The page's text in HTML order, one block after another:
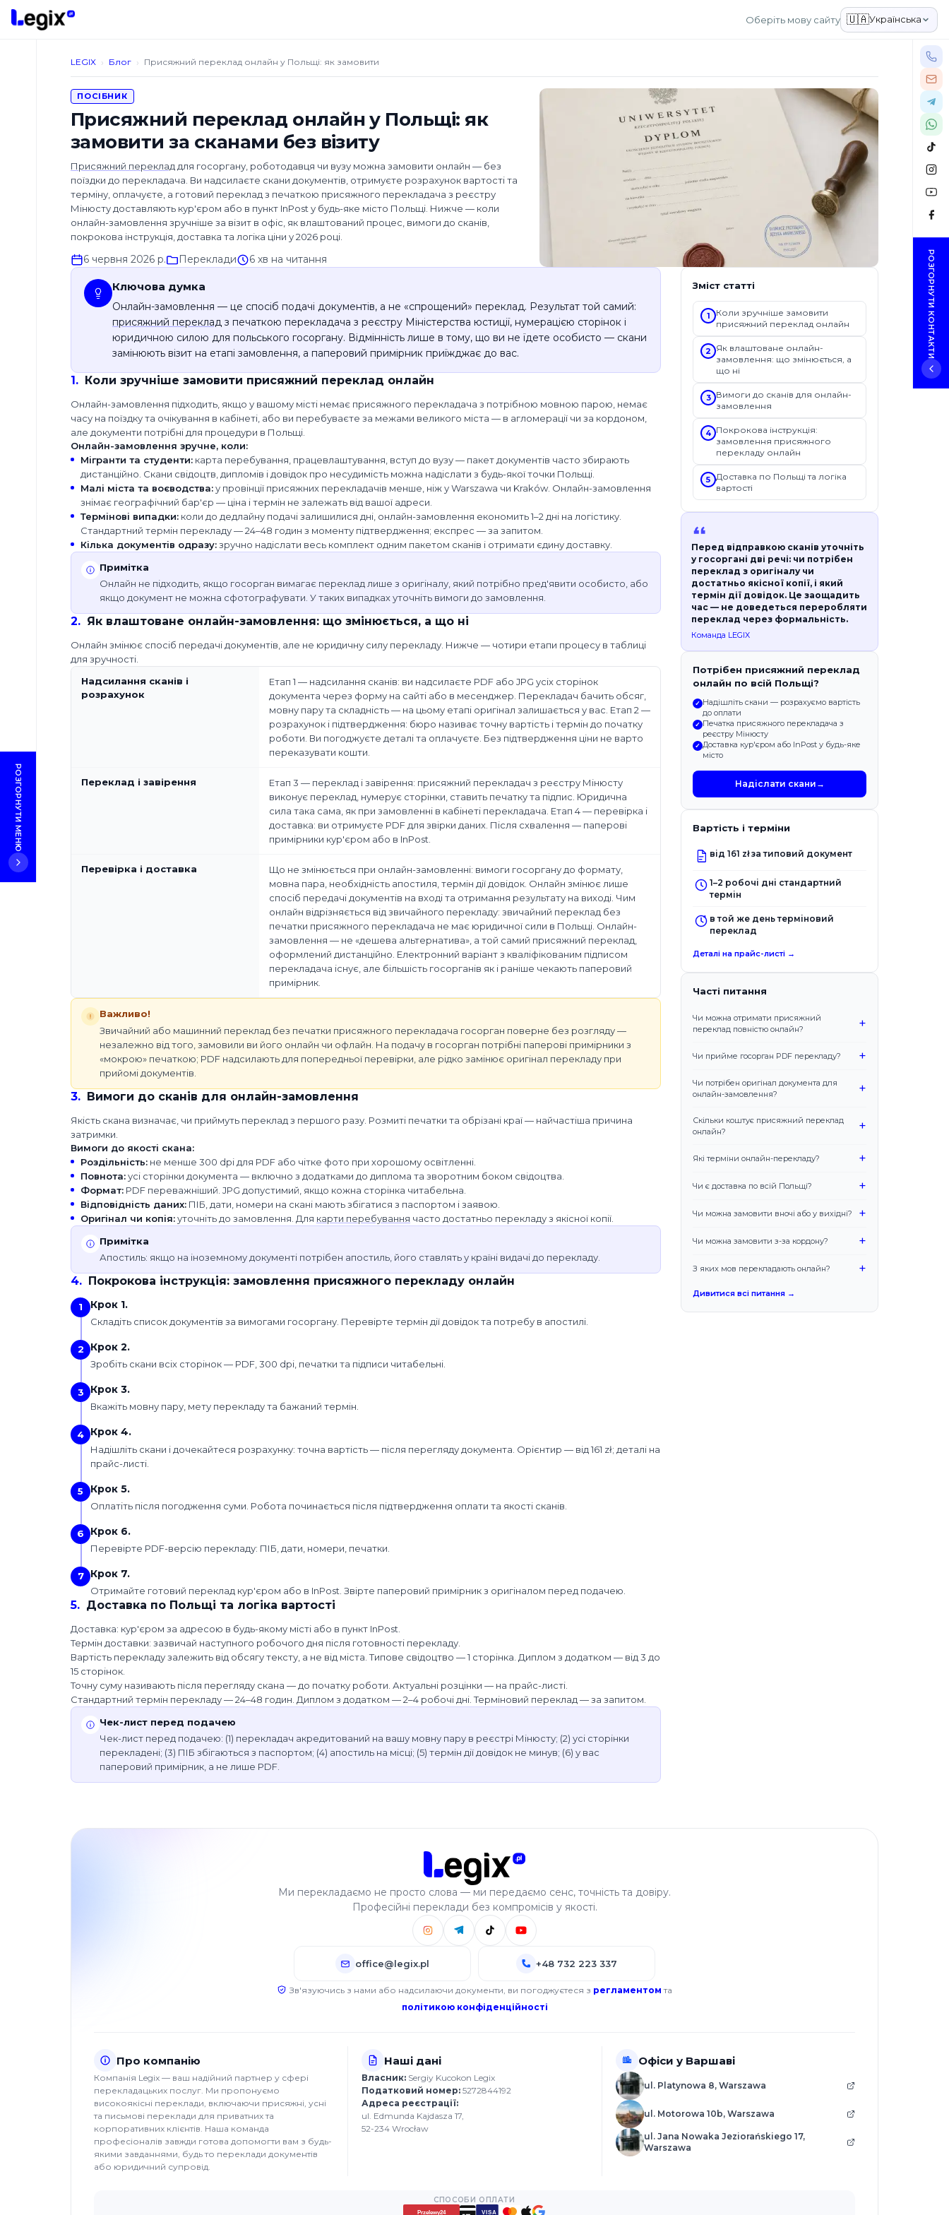
До основного вмісту
Оберіть мову сайту 🇺🇦Українська
перекладів
перекладаємо?
Додаткові
документів
Інформація
Кар’єра
питання
РОЗГОРНУТИ МЕНЮ
LEGIX › Блог › Присяжний переклад онлайн у Польщі: як замовити
ПОСІБНИК
Присяжний переклад онлайн у Польщі: як
замовити за сканами без візиту
Присяжний переклад для госоргану, роботодавця чи вузу можна замовити онлайн — без
поїздки до перекладача. Ви надсилаєте скани документів, отримуєте розрахунок вартості та
терміну, оплачуєте, а готовий переклад з печаткою присяжного перекладача з реєстру
Мінюсту доставляють кур'єром або в пункт InPost у будь-яке місто Польщі. Нижче — коли
онлайн-замовлення зручніше за візит в офіс, як влаштований процес, вимоги до сканів,
покрокова інструкція, доставка та логіка ціни у 2026 році.
6 червня 2026 р. Переклади 6 хв на читання
Ключова думка
Онлайн-замовлення — це спосіб подачі документів, а не «спрощений» переклад. Результат той самий:
присяжний переклад з печаткою перекладача з реєстру Міністерства юстиції, нумерацією сторінок і
юридичною силою для польського госоргану. Відмінність лише в тому, що ви не їдете особисто — скани
замінюють візит на етапі замовлення, а паперовий примірник приїжджає до вас.
1 . Коли зручніше замовити присяжний переклад онлайн
Онлайн-замовлення підходить, якщо у вашому місті немає присяжного перекладача з потрібною мовною парою, немає
часу на поїздку та очікування в кабінеті, або ви перебуваєте за межами великого міста — в агломерації чи за кордоном,
але документи потрібні для процедури в Польщі.
Онлайн-замовлення зручне, коли:
Мігранти та студенти: карта перебування, працевлаштування, вступ до вузу — пакет документів часто збирають
дистанційно. Скани свідоцтв, дипломів і довідок про несудимість можна надіслати з будь-якої точки Польщі.
Малі міста та воєводства:у провінції присяжних перекладачів менше, ніж у Warszawa чи Kraków. Онлайн-замовлення
знімає географічний бар'єр — ціна і термін не залежать від вашої адреси.
Термінові випадки: коли до дедлайну подачі залишилися дні, онлайн-замовлення економить 1–2 дні на логістику.
Стандартний термін перекладу — 24–48 годин з моменту підтвердження; експрес — за запитом.
Кілька документів одразу:зручно надіслати весь комплект одним пакетом сканів і отримати єдину доставку.
Примітка
Онлайн не підходить, якщо госорган вимагає переклад лише з оригіналу, який потрібно пред'явити особисто, або
якщо документ не можна сфотографувати. У таких випадках уточніть вимоги до замовлення.
2. Як влаштоване онлайн-замовлення: що змінюється, а що ні
Онлайн змінює спосіб передачі документів, але не юридичну силу перекладу. Нижче — чотири етапи процесу в таблиці
для зручності.
Надсилання сканів і
розрахунок
Етап 1 — надсилання сканів: ви надсилаєте PDF або JPG усіх сторінок
документа через форму на сайті або в месенджер. Перекладач бачить обсяг,
мовну пару та складність — на цьому етапі оригінал залишається у вас. Етап 2 —
розрахунок і підтвердження: бюро називає точну вартість і термін до початку
роботи. Ви погоджуєте деталі та оплачуєте. Без підтвердження ціни не варто
переказувати кошти.
Переклад і завірення
Етап 3 — переклад і завірення: присяжний перекладач з реєстру Мінюсту
виконує переклад, нумерує сторінки, ставить печатку та підпис. Юридична
сила така сама, як при замовленні в кабінеті перекладача. Етап 4 — перевірка і
доставка: ви отримуєте PDF для звірки даних. Після схвалення — паперові
примірники кур'єром або в InPost.
Перевірка і доставка
Що не змінюється при онлайн-замовленні: вимоги госоргану до формату,
мовна пара, необхідність апостиля, термін дії довідок. Онлайн змінює лише
спосіб передачі документів на вході та отримання результату на виході. Чим
онлайн відрізняється від звичайного перекладу: звичайний переклад без
печатки присяжного перекладача не має юридичної сили в Польщі. Онлайн-
замовлення — не «дешева альтернатива», а той самий присяжний переклад,
оформлений дистанційно. Електронний варіант з кваліфікованим підписом
перекладача існує, але більшість госорганів як і раніше чекають паперовий
примірник.
Важливо!
Звичайний або машинний переклад без печатки присяжного перекладача госорган поверне без розгляду —
незалежно від того, замовили ви його онлайн чи офлайн. На подачу в госорган потрібні паперові примірники з
«мокрою» печаткою; PDF надсилають для попередньої перевірки, але рідко замінює оригінал перекладу при
прийомі документів.
3. Вимоги до сканів для онлайн-замовлення
Якість скана визначає, чи приймуть переклад з першого разу. Розмиті печатки та обрізані краї — найчастіша причина
затримки.
Вимоги до якості скана:
Роздільність: не менше 300 dpi для PDF або чітке фото при хорошому освітленні.
Повнота:усі сторінки документа — включно з додатками до диплома та зворотним боком свідоцтва.
Формат: PDF переважніший. JPG допустимий, якщо кожна сторінка читабельна.
Відповідність даних: ПІБ, дати, номери на скані мають збігатися з паспортом і заявою.
Оригінал чи копія:уточніть до замовлення. Для карти перебування часто достатньо перекладу з якісної копії.
Примітка
Апостиль: якщо на іноземному документі потрібен апостиль, його ставлять у країні видачі до перекладу.
4. Покрокова інструкція: замовлення присяжного перекладу онлайн
1 Крок 1.
Складіть список документів за вимогами госоргану. Перевірте термін дії довідок та потребу в апостилі.
2 Крок 2.
Зробіть скани всіх сторінок — PDF, 300 dpi, печатки та підписи читабельні.
3 Крок 3.
Вкажіть мовну пару, мету перекладу та бажаний термін.
4 Крок 4.
Надішліть скани і дочекайтеся розрахунку: точна вартість — після перегляду документа. Орієнтир — від 161 zł; деталі на
прайс-листі.
5 Крок 5.
Оплатіть після погодження суми. Робота починається після підтвердження оплати та якості сканів.
6 Крок 6.
Перевірте PDF-версію перекладу: ПІБ, дати, номери, печатки.
7 Крок 7.
Отримайте готовий переклад кур'єром або в InPost. Звірте паперовий примірник з оригіналом перед подачею.
5. Доставка по Польщі та логіка вартості
Доставка: кур'єром за адресою в будь-якому місті або в пункт InPost.
Термін доставки: зазвичай наступного робочого дня після готовності перекладу.
Вартість перекладу залежить від обсягу тексту, а не від міста. Типове свідоцтво — 1 сторінка. Диплом з додатком — від 3 до
15 сторінок.
Точну суму називають після перегляду скана — до початку роботи. Актуальні розцінки — на прайс-листі.
Стандартний термін перекладу — 24–48 годин. Диплом з додатком — 2–4 робочі дні. Терміновий переклад — за запитом.
Чек-лист перед подачею
Чек-лист перед подачею: (1) перекладач акредитований на вашу мовну пару в реєстрі Мінюсту; (2) усі сторінки
перекладені; (3) ПІБ збігаються з паспортом; (4) апостиль на місці; (5) термін дії довідок не минув; (6) у вас
паперовий примірник, а не лише PDF.
Зміст статті
1
Коли зручніше замовити
присяжний переклад онлайн
2
Як влаштоване онлайн-
замовлення: що змінюється, а
що ні
3
Вимоги до сканів для онлайн-
замовлення
4 Покрокова інструкція:
замовлення присяжного
перекладу онлайн
5 Доставка по Польщі та логіка
вартості
Перед відправкою сканів уточніть
у госоргані дві речі: чи потрібен
переклад з оригіналу чи
достатньо якісної копії, і який
термін дії довідок. Це заощадить
час — не доведеться переробляти
переклад через формальність.
Команда LEGIX
Потрібен присяжний переклад
онлайн по всій Польщі?
✓ Надішліть скани — розрахуємо вартість
до оплати
✓ Печатка присяжного перекладача з
реєстру Мінюсту
✓ Доставка кур'єром або InPost у будь-яке
місто
Надіслати скани →
Вартість і терміни
від 161 zł за типовий документ
1–2 робочі дні стандартний
термін
в той же день терміновий
переклад
Деталі на прайс-листі →
Часті питання
Чи можна отримати присяжний
переклад повністю онлайн?
+
Чи прийме госорган PDF перекладу? +
Чи потрібен оригінал документа для
онлайн-замовлення?
+
Скільки коштує присяжний переклад
онлайн?
+
Які терміни онлайн-перекладу? +
Чи є доставка по всій Польщі? +
Чи можна замовити вночі або у вихідні? +
Чи можна замовити з-за кордону? +
З яких мов перекладають онлайн? +
Дивитися всі питання →
Ми перекладаємо не просто слова — ми передаємо сенс, точність та довіру.
Професійні переклади без компромісів у якості.
office@legix.pl +48 732 223 337
Зв'язуючись з нами або надсилаючи документи, ви погоджуєтеся з регламентом та
політикою конфіденційності
Про компанію
Компанія Legix — ваш надійний партнер у сфері
перекладацьких послуг. Ми пропонуємо
високоякісні переклади, включаючи присяжні, усні
та письмові переклади для приватних та
корпоративних клієнтів. Наша команда
професіоналів завжди готова допомогти вам з будь-
якими завданнями, будь то переклади документів
або юридичний супровід.
Наші дані
Власник: Sergiy Kucokon Legix
Податковий номер: 5272844192
Адреса реєстрації:
ul. Edmunda Kajdasza 17,
52-234 Wrocław
Офіси у Варшаві
ul. Platynowa 8, Warszawa
ul. Motorowa 10b, Warszawa
ul. Jana Nowaka Jeziorańskiego 17,
Warszawa
СПОСОБИ ОПЛАТИ
Przelewy24 VISA
РОЗГОРНУТИ КОНТАКТИ